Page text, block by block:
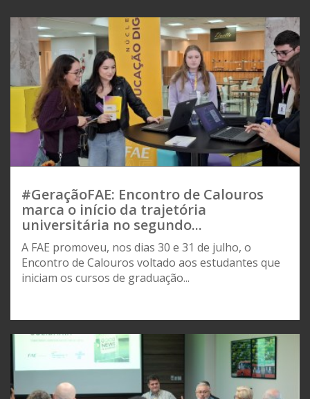
#GeraçãoFAE: Encontro de Calouros
marca o início da trajetória
universitária no segundo...
A FAE promoveu, nos dias 30 e 31 de julho, o
Encontro de Calouros voltado aos estudantes que
iniciam os cursos de graduação...